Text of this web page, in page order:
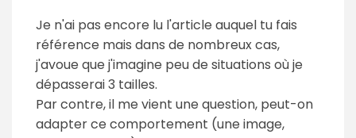
Je n'ai pas encore lu l'article auquel tu fais
référence mais dans de nombreux cas,
j'avoue que j'imagine peu de situations où je
dépasserai 3 tailles.
Par contre, il me vient une question, peut-on
adapter ce comportement (une image,